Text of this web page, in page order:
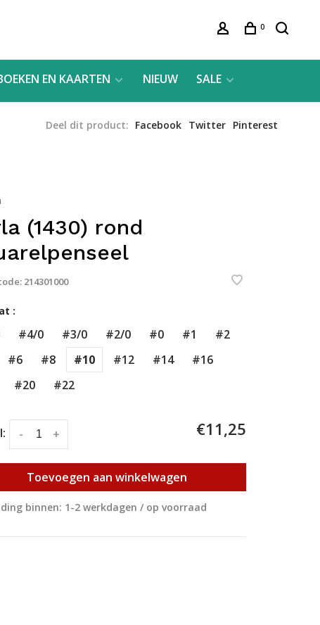
0
EN KAARTEN NIEUW SALE
Deel dit product: Facebook Twitter Pinterest
(1430) rond
214301000
:
#4/0 #3/0 #2/0 #0 #1
#2
#6 #8 #10 #12 #14
#16
#20 #22
+
- €11,25
Toevoegen aan winkelwagen
binnen: 1-2 werkdagen / op voorraad